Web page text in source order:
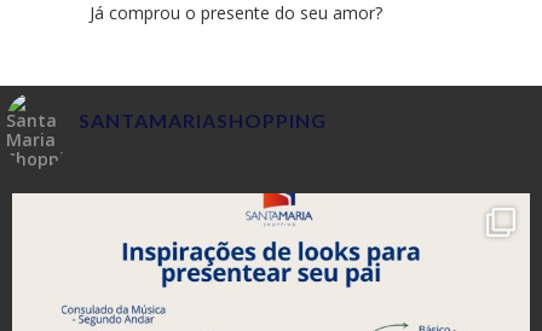
Já comprou o presente do seu amor?
SANTAMARIASHOPPING